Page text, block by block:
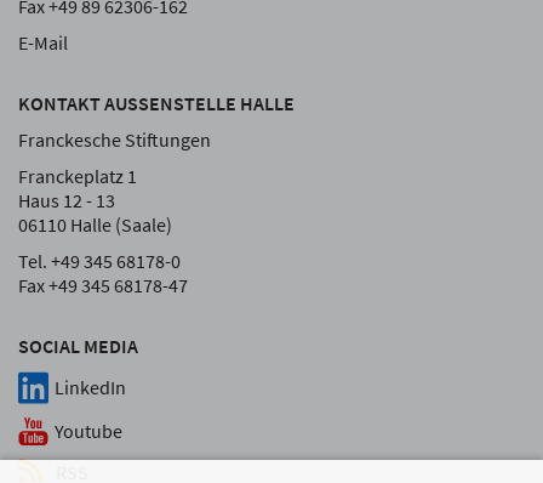
SOCIAL MEDIA
LinkedIn
Youtube
Fax +49 89 62306-162
E-Mail
KONTAKT AUSSENSTELLE HALLE
Franckesche Stiftungen
Franckeplatz 1
Haus 12 - 13
06110 Halle (Saale)
Tel. +49 345 68178-0
Fax +49 345 68178-47